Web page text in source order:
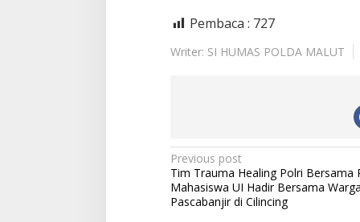
Pembaca : 727
Writer: SI HUMAS POLDA MALUT
P
o
s
Previous post
Tim Trauma Healing Polri Bersama
Mahasiswa UI Hadir Bersama Warga
Pascabanjir di Cilincing